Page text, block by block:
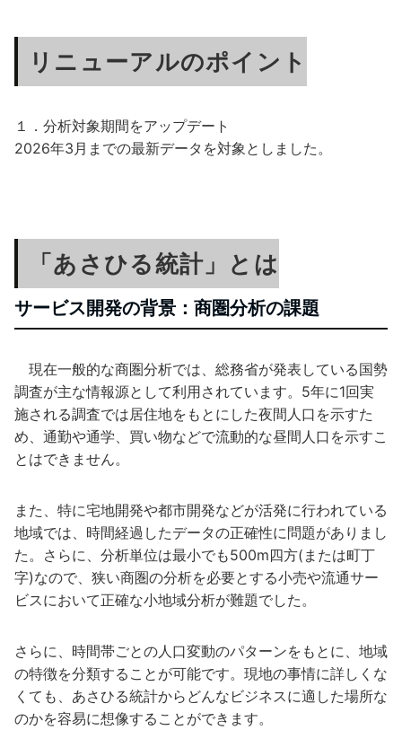
リニューアルのポイント
１．分析対象期間をアップデート
2026年3月までの最新データを対象としました。
「あさひる統計」とは
サービス開発の背景：商圏分析の課題
現在一般的な商圏分析では、総務省が発表している国勢
調査が主な情報源として利用されています。5年に1回実
施される調査では居住地をもとにした夜間人口を示すた
め、通勤や通学、買い物などで流動的な昼間人口を示すこ
とはできません。
また、特に宅地開発や都市開発などが活発に行われている
地域では、時間経過したデータの正確性に問題がありまし
た。さらに、分析単位は最小でも500m四方(または町丁
字)なので、狭い商圏の分析を必要とする小売や流通サー
ビスにおいて正確な小地域分析が難題でした。
さらに、時間帯ごとの人口変動のパターンをもとに、地域
の特徴を分類することが可能です。現地の事情に詳しくな
くても、あさひる統計からどんなビジネスに適した場所な
のかを容易に想像することができます。